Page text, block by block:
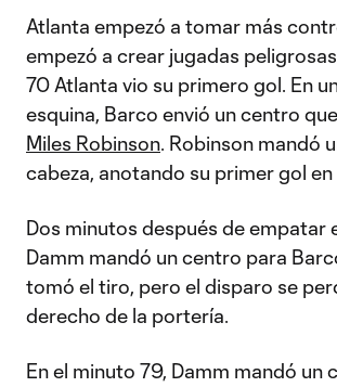
Atlanta empezó a tomar más
empezó a crear jugadas
70 Atlanta vio su primero gol. En
esquina, Barco envió un centro
Miles Robinson. Robinson mandó
cabeza, anotando su primer gol en
Dos minutos después de empatar
Damm mandó un centro para
tomó el tiro, pero el disparo se
derecho de la portería.
En el minuto 79, Damm mandó un